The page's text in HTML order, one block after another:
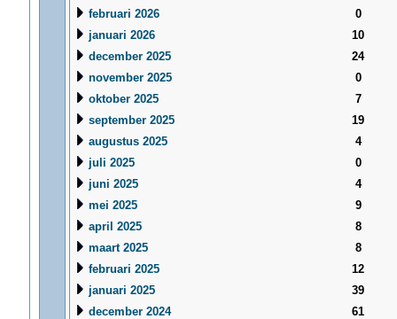
februari 2026
0
januari 2026
10
december 2025
24
november 2025
0
oktober 2025
7
september 2025
19
augustus 2025
4
juli 2025
0
juni 2025
4
mei 2025
9
april 2025
8
maart 2025
8
februari 2025
12
januari 2025
39
december 2024
61